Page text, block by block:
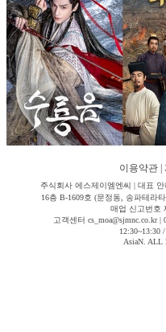
이용약관
주식회사 에스제이엠엔씨 | 대표
16층 B-1609호 (문정동, 송파테라
매업 신고번호
고객센터 cs_moa@sjmnc.co.kr
12:30~13:30
AsiaN. ALL